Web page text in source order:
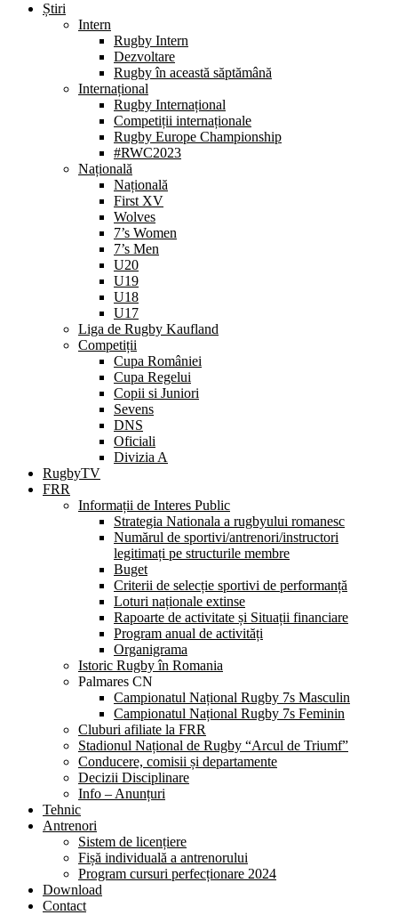
Știri
Intern
Rugby Intern
Dezvoltare
Rugby în această săptămână
Internațional
Rugby Internațional
Competiții internaționale
Rugby Europe Championship
#RWC2023
Națională
Națională
First XV
Wolves
7’s Women
7’s Men
U20
U19
U18
U17
Liga de Rugby Kaufland
Competiții
Cupa României
Cupa Regelui
Copii si Juniori
Sevens
DNS
Oficiali
Divizia A
RugbyTV
FRR
Informații de Interes Public
Strategia Nationala a rugbyului romanesc
Numărul de sportivi/antrenori/instructori
legitimați pe structurile membre
Buget
Criterii de selecție sportivi de performanță
Loturi naționale extinse
Rapoarte de activitate și Situații financiare
Program anual de activități
Organigrama
Istoric Rugby în Romania
Palmares CN
Campionatul Național Rugby 7s Masculin
Campionatul Național Rugby 7s Feminin
Cluburi afiliate la FRR
Stadionul Național de Rugby “Arcul de Triumf”
Conducere, comisii și departamente
Decizii Disciplinare
Info – Anunțuri
Tehnic
Antrenori
Sistem de licențiere
Fișă individuală a antrenorului
Program cursuri perfecționare 2024
Download
Contact